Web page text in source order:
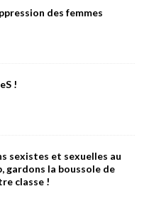
des femmes
!
sexistes et sexuelles au
gardons la boussole de
classe !